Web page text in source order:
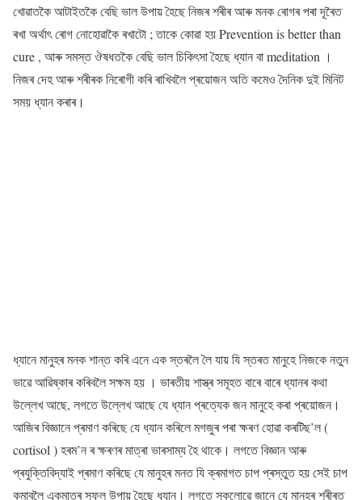
খোৱাতকৈ আটাইতকৈ বেছি ভাল উপায় হৈছে নিজৰ শৰীৰ আৰু মনক ৰোগৰ পৰা দূৰৈত
ৰখা অৰ্থাৎ ৰোগ নোহোৱাকৈ ৰখাটো ; তাকে কোৱা হয় Prevention is better than
cure , আৰু সমস্ত ঔষধতকৈ বেছি ভাল চিকিৎসা হৈছে ধ্যান বা meditation ।
নিজৰ দেহ আৰু শৰীৰক নিৰোগী কৰি ৰাখিবলৈ প্ৰয়োজন অতি কমেও দৈনিক দুই মিনিট
সময় ধ্যান কৰাৰ।
ধ্যানে মানুহৰ মনক শান্ত কৰি এনে এক স্তৰলৈ লৈ যায় যি স্তৰত মানুহে নিজকে নতুন
ভাৱে আৱিষ্কাৰ কৰিবলৈ সক্ষম হয় । ভাৰতীয় শাস্ত্ৰ সমূহত বাৰে বাৰে ধ্যানৰ কথা
উল্লেখ আছে, লগতে উল্লেখ আছে যে ধ্যান প্ৰত্যেক জন মানুহে কৰা প্ৰয়োজন।
আজিৰ বিজ্ঞানে প্ৰমাণ কৰিছে যে ধ্যান কৰিলে মগজুৰ পৰা ক্ষৰণ হোৱা কৰটিছ’ল (
cortisol ) হৰম’ন ৰ ক্ষৰণৰ মাত্ৰা ভাৰসাম্য হৈ থাকে। লগতে বিজ্ঞান আৰু
প্ৰযুক্তিবিদ্যাই প্ৰমাণ কৰিছে যে মানুহৰ মনত যি ক্ৰমাগত চাপ প্ৰস্তুত হয় সেই চাপ
কমাবলৈ একমাত্ৰ সফল উপায় হৈছে ধ্যান। লগতে সকলোৱে জানে যে মানুহৰ শৰীৰত